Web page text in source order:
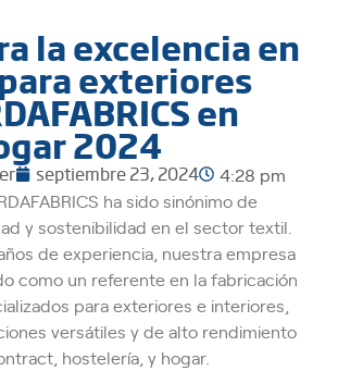
la excelencia en
exteriores
en
2024
septiembre 23, 2024
4:28 pm
ha sido sinónimo de
y sostenibilidad en el sector textil.
de experiencia, nuestra empresa
como un referente en la fabricación
para exteriores e interiores,
versátiles y de alto rendimiento
hostelería, y hogar.